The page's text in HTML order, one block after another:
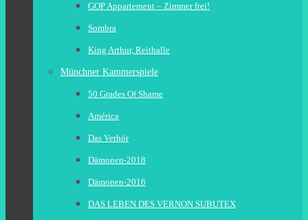
GOP Appartement – Zimmer frei!
Sombra
King Arthur, Reithalle
Münchner Kammerspiele
50 Grades Of Shame
América
Das Verhör
Dämonen-2018
Dämonen-2016
DAS LEBEN DES VERNON SUBUTEX